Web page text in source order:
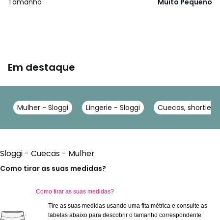
Tamanho Muito Pequeno
Em destaque
Mulher - Sloggi Lingerie - Sloggi Cuecas, shorties
Sloggi - Cuecas - Mulher
Como tirar as suas medidas?
Como tirar as suas medidas?
Tire as suas medidas usando uma fita métrica e consulte as
tabelas abaixo para descobrir o tamanho correspondente